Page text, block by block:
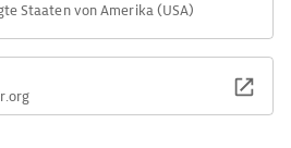
Staaten von Amerika (USA)